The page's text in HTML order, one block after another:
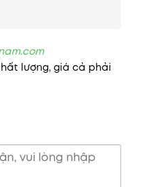
lượng, giá cả phải